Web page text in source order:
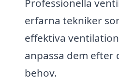
Professionella
erfarna tekniker
effektiva
anpassa dem efter
behov.